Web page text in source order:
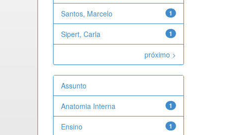
1
Santos, Marcelo
1
Sipert, Carla
próximo >
Assunto
1
Anatomia Interna
1
Ensino